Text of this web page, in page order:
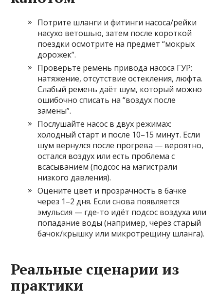
Потрите шланги и фитинги насоса/рейки
насухо ветошью, затем после короткой
поездки осмотрите на предмет “мокрых
дорожек”.
Проверьте ремень привода насоса ГУР:
натяжение, отсутствие остекления, люфта.
Слабый ремень даёт шум, который можно
ошибочно списать на “воздух после
замены”.
Послушайте насос в двух режимах:
холодный старт и после 10–15 минут. Если
шум вернулся после прогрева — вероятно,
остался воздух или есть проблема с
всасыванием (подсос на магистрали
низкого давления).
Оцените цвет и прозрачность в бачке
через 1–2 дня. Если снова появляется
эмульсия — где-то идёт подсос воздуха или
попадание воды (например, через старый
бачок/крышку или микротрещину шланга).
Реальные сценарии из
практики